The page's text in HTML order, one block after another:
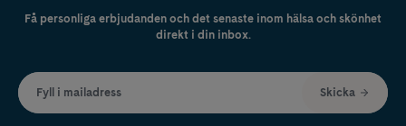
Få personliga erbjudanden och det senaste inom hälsa och skönhet
direkt i din inbox.
Fyll i mailadress Skicka